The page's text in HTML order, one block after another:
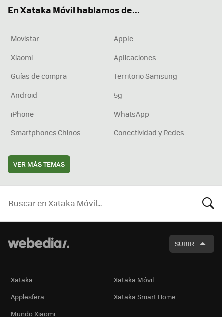
En Xataka Móvil hablamos de...
Movistar
Apple
Xiaomi
Aplicaciones
Guías de compra
Territorio Samsung
Android
5g
iPhone
WhatsApp
Smartphones Chinos
Conectividad y Redes
VER MÁS TEMAS
SUBIR
Xataka
Xataka Móvil
Applesfera
Xataka Smart Home
Mundo Xiaomi